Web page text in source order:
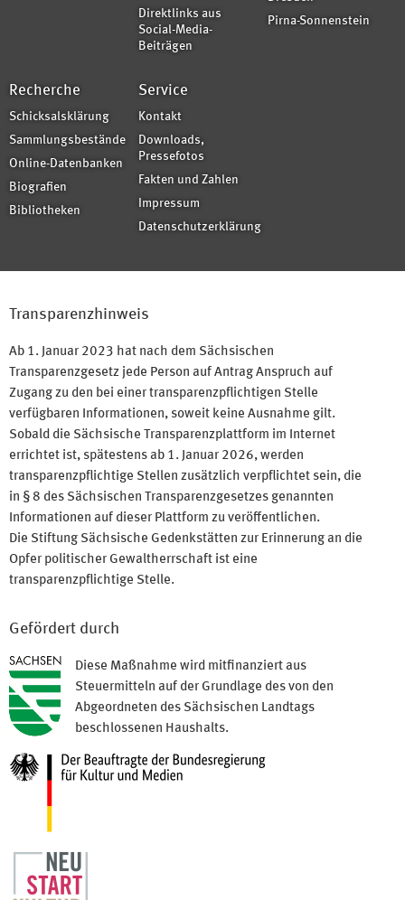
Direktlinks aus
Social-Media-
Beiträgen
Pirna-Sonnenstein
Recherche
Schicksalsklärung
Sammlungsbestände
Online-Datenbanken
Biografien
Bibliotheken
Service
Kontakt
Downloads,
Pressefotos
Fakten und Zahlen
Impressum
Datenschutzerklärung
Transparenzhinweis
Ab 1. Januar 2023 hat nach dem Sächsischen
Transparenzgesetz jede Person auf Antrag Anspruch auf
Zugang zu den bei einer transparenzpflichtigen Stelle
verfügbaren Informationen, soweit keine Ausnahme gilt.
Sobald die Sächsische Transparenzplattform im Internet
errichtet ist, spätestens ab 1. Januar 2026, werden
transparenzpflichtige Stellen zusätzlich verpflichtet sein, die
in § 8 des Sächsischen Transparenzgesetzes genannten
Informationen auf dieser Plattform zu veröffentlichen.
Die Stiftung Sächsische Gedenkstätten zur Erinnerung an die
Opfer politischer Gewaltherrschaft ist eine
transparenzpflichtige Stelle.
Gefördert durch
Diese Maßnahme wird mitfinanziert aus
Steuermitteln auf der Grundlage des von den
Abgeordneten des Sächsischen Landtags
beschlossenen Haushalts.